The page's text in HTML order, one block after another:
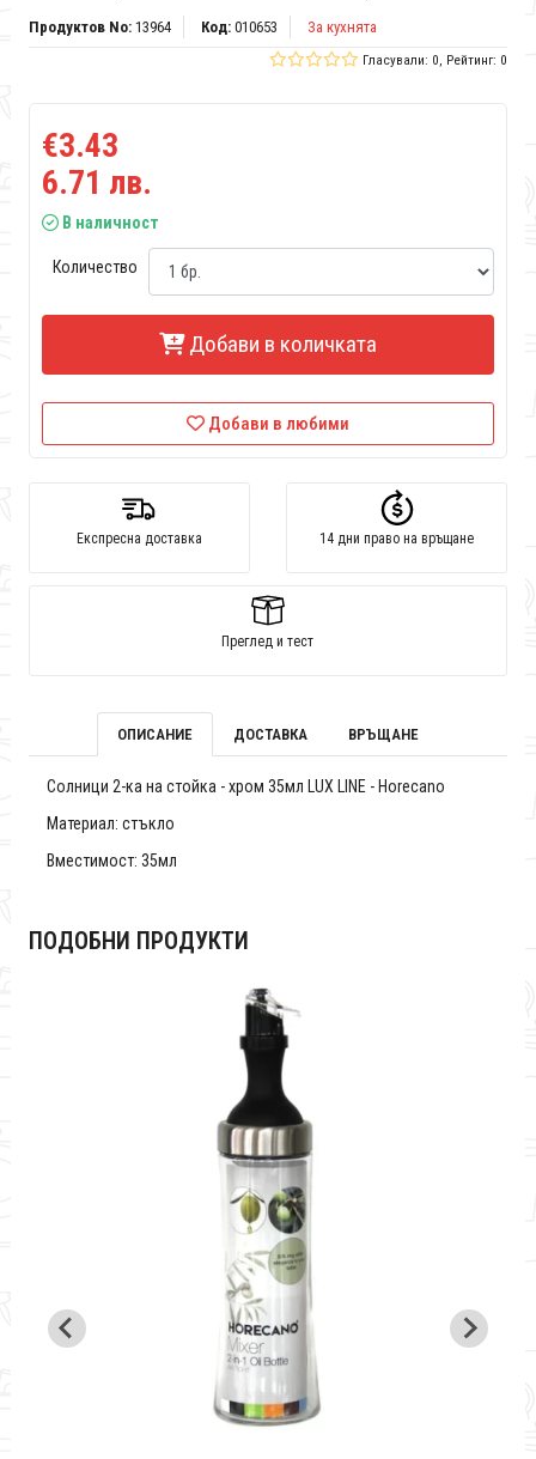
Продуктов No:13964 Код:010653 За кухнята
Гласували: 0, Рейтинг: 0
€3.43
6.71 лв.
В наличност
Количество
Добави в количката
Добави в любими
Експресна доставка 14 дни право на връщане
Преглед и тест
ОПИСАНИЕ ДОСТАВКА ВРЪЩАНЕ
Солници 2-ка на стойка - хром 35мл LUX LINE - Horecano
Материал: стъкло
Вместимост: 35мл
ПОДОБНИ ПРОДУКТИ